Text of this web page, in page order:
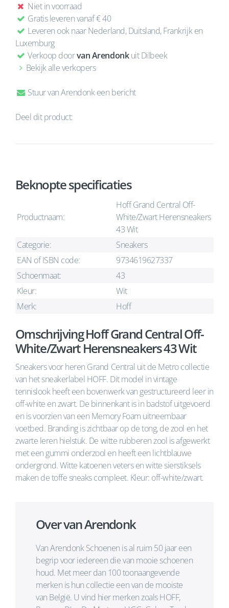
Niet in voorraad
Gratis leveren vanaf € 40
Leveren ook naar Nederland, Duitsland, Frankrijk en
Luxemburg
Verkoop doorvan Arendonkuit Dilbeek
Bekijk alle verkopers
Stuur van Arendonk een bericht
Deel dit product:
Beknopte specificaties
Productnaam:
Hoff Grand Central Off-
White/Zwart Herensneakers
43 Wit
Categorie:
Sneakers
EAN of ISBN code:
9734619627337
Schoenmaat:
43
Kleur:
Wit
Merk:
Hoff
Omschrijving Hoff Grand Central Off-
White/Zwart Herensneakers 43 Wit
Sneakers voor heren Grand Central uit de Metro collectie
van het sneakerlabel HOFF. Dit model in vintage
tennislook heeft een bovenwerk van gestructureerd leer in
off-white en zwart. De binnenkant is in badstof uitgevoerd
en is voorzien van een Memory Foam uitneembaar
voetbed. Branding is zichtbaar op de tong, de zool en het
zwarte leren hielstuk. De witte rubberen zool is afgewerkt
met een gummi onderzool en heeft een lichtblauwe
ondergrond. Witte katoenen veters en witte sierstiksels
maken de toffe sneaks compleet. Kleur: off-white/zwart.
Over van Arendonk
Van Arendonk Schoenen is al ruim 50 jaar een
begrip voor iedereen die van mooie schoenen
houd. Met meer dan 100 toonaangevende
merken is hun collectie een van de mooiste
van België. U vind hier merken zoals HOFF,